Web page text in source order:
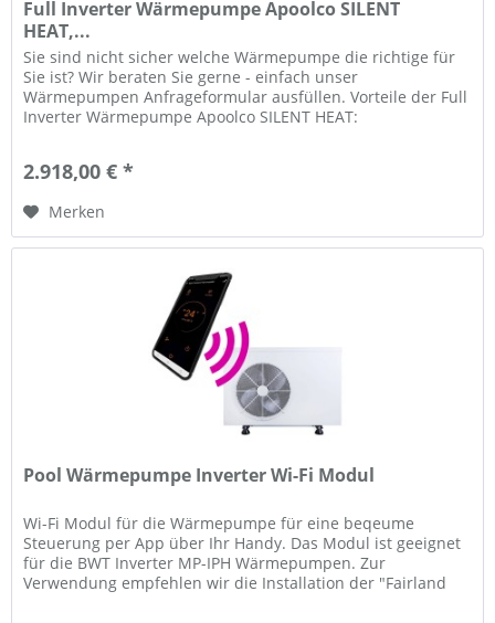
Full Inverter Wärmepumpe Apoolco SILENT
HEAT,...
Sie sind nicht sicher welche Wärmepumpe die richtige für
Sie ist? Wir beraten Sie gerne - einfach unser
Wärmepumpen Anfrageformular ausfüllen. Vorteile der Full
Inverter Wärmepumpe Apoolco SILENT HEAT:
2.918,00 € *
Merken
Pool Wärmepumpe Inverter Wi-Fi Modul
Wi-Fi Modul für die Wärmepumpe für eine beqeume
Steuerung per App über Ihr Handy. Das Modul ist geeignet
für die BWT Inverter MP-IPH Wärmepumpen. Zur
Verwendung empfehlen wir die Installation der "Fairland